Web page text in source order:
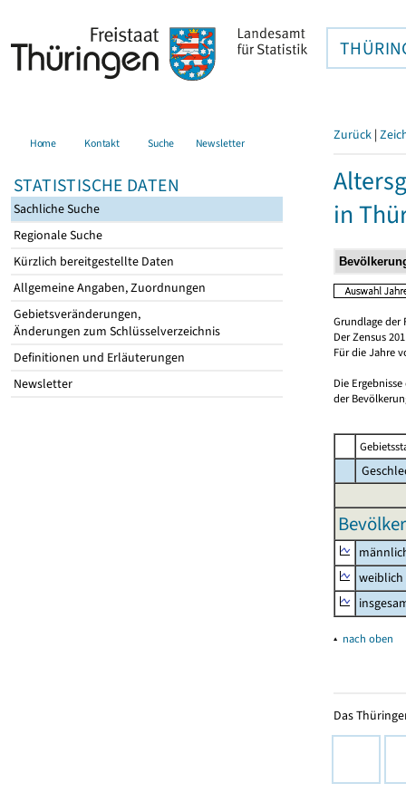
Home Kontakt Suche Newsletter
STATISTISCHE DATEN
Sachliche Suche
Regionale Suche
Kürzlich bereitgestellte Daten
Allgemeine Angaben, Zuordnungen
Gebietsveränderungen,
Änderungen zum Schlüsselverzeichnis
Definitionen und Erläuterungen
Newsletter
Zurück |
in
Grundlage der
Der Zensus
Für die Jahre
Die
der
weiblich
▴ nach oben
Das